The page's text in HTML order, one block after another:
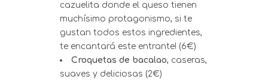
cazuelita donde el queso tienen
muchísimo protagonismo, si te
gustan todos estos ingredientes,
te encantará este entrante! (6€)
Croquetas de bacalao, caseras,
suaves y deliciosas (2€)